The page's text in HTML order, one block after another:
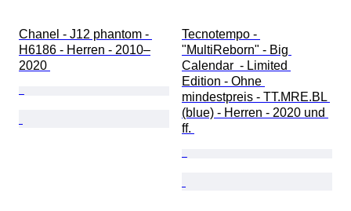
Chanel - J12 phantom -
H6186 - Herren - 2010–
2020
Tecnotempo -
"MultiReborn" - Big
Calendar  - Limited
Edition - Ohne
mindestpreis - TT.MRE.BL
(blue) - Herren - 2020 und
ff.